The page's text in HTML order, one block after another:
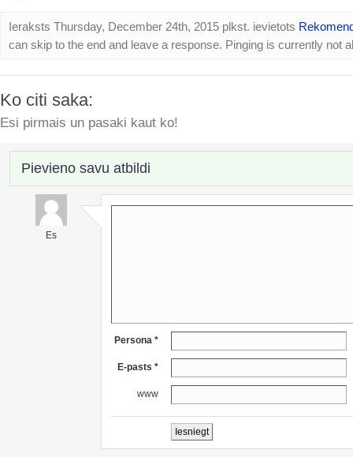
Ieraksts Thursday, December 24th, 2015 plkst. ievietots
can skip to the end and leave a response. Pinging is currently not
Ko citi saka:
Esi pirmais un pasaki kaut ko!
Pievieno savu atbildi
Es
Persona *
E-pasts *
www